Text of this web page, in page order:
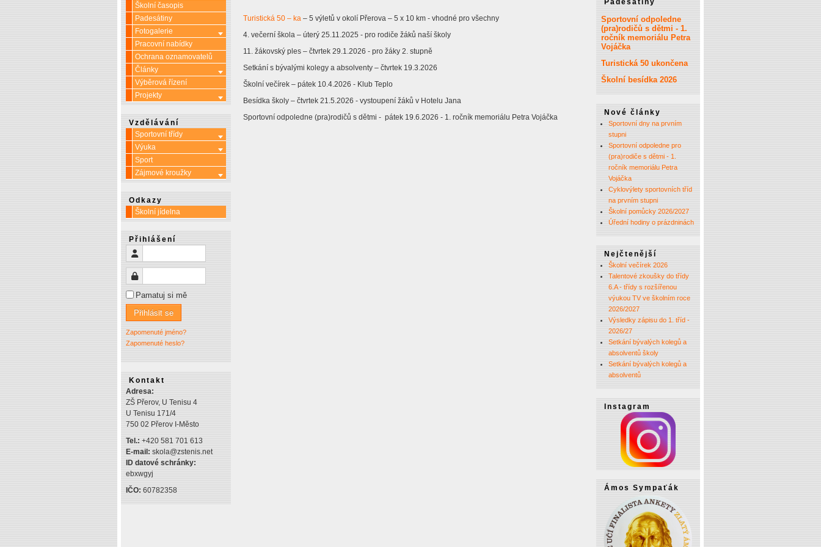
Školní časopis
Padesátiny
Fotogalerie
Více o: Fotogalerie
Pracovní nabídky
Ochrana oznamovatelů
Články
Více o: Články
Výběrová řízení
Projekty
Více o: Projekty
Vzdělávání
Sportovní třídy
Více o: Sportovní třídy
Výuka Více o: Výuka
Sport
Zájmové kroužky
Více o: Zájmové kroužky
Odkazy
Školní jídelna
Přihlášení
Heslo
Pamatuj si mě
Přihlásit se
Zapomenuté jméno?
Zapomenuté heslo?
Kontakt
Adresa:
ZŠ Přerov, U Tenisu 4
U Tenisu 171/4
750 02 Přerov I-Město
Tel.: +420 581 701 613
E-mail: skola@zstenis.net
ID datové schránky:
ebxwgyj
IČO: 60782358
Turistická 50 – ka– 5 výletů v okolí Přerova – 5 x 10 km - vhodné pro všechny
4. večerní škola – úterý 25.11.2025 - pro rodiče žáků naší školy
11. žákovský ples – čtvrtek 29.1.2026 - pro žáky 2. stupně
Setkání s bývalými kolegy a absolventy – čtvrtek 19.3.2026
Školní večírek – pátek 10.4.2026 - Klub Teplo
Besídka školy – čtvrtek 21.5.2026 - vystoupení žáků v Hotelu Jana
Sportovní odpoledne (pra)rodičů s dětmi - pátek 19.6.2026 - 1. ročník memoriálu Petra Vojáčka
Padesátiny
Sportovní odpoledne
(pra)rodičů s dětmi - 1.
ročník memoriálu Petra
Vojáčka
Turistická 50 ukončena
Školní besídka 2026
Nové články
Sportovní dny na prvním
stupni
Sportovní odpoledne pro
(pra)rodiče s dětmi - 1.
ročník memoriálu Petra
Vojáčka
Cyklovýlety sportovních tříd
na prvním stupni
Školní pomůcky 2026/2027
Úřední hodiny o prázdninách
Nejčtenější
Školní večírek 2026
Talentové zkoušky do třídy
6.A - třídy s rozšířenou
výukou TV ve školním roce
2026/2027
Výsledky zápisu do 1. tříd -
2026/27
Setkání bývalých kolegů a
absolventů školy
Setkání bývalých kolegů a
absolventů
Instagram
Ámos Sympaťák